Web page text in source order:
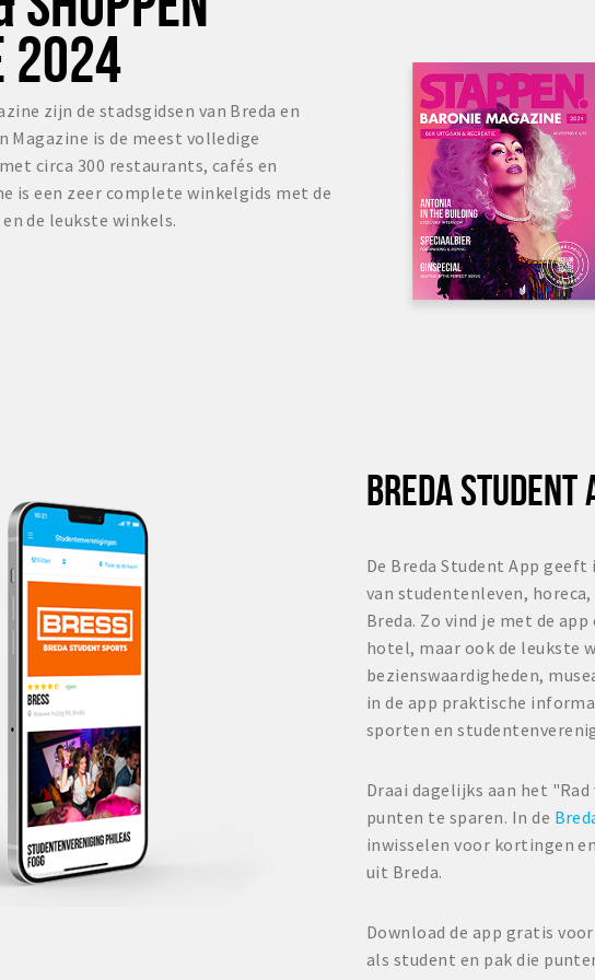
2024
zijn de stadsgidsen van Breda en
Magazine is de meest volledige
circa 300 restaurants, cafés en
is een zeer complete winkelgids met de
de leukste winkels.
BREDA STUDENT
De Breda Student App
van studentenleven,
Breda. Zo vind je met de
hotel, maar ook de leukste
bezienswaardigheden,
in de app praktische
sporten en
Draai dagelijks aan het
punten te sparen. In de
inwisselen voor kortingen
uit Breda.
Download de app gratis
als student en pak die